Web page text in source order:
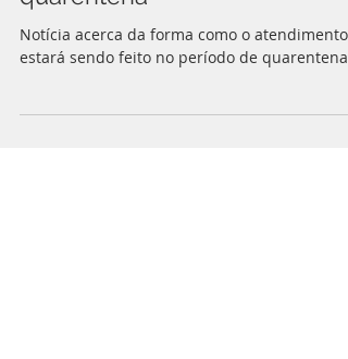
escritório no período da
quarentena
estará sendo feito no período de quarentena.